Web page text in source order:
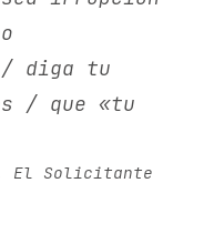
/ diga tu
/ que «tu
El Solicitante